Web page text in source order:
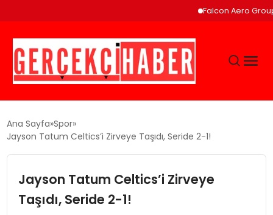
Falcon Aero Group,
GÜNCEL
EĞITIM
EKONOMI
Ana Sayfa Spor
Jayson Tatum Celtics’i Zirveye Taşıdı, Seride 2-1!
Jayson Tatum Celtics’i Zirveye
Taşıdı, Seride 2-1!